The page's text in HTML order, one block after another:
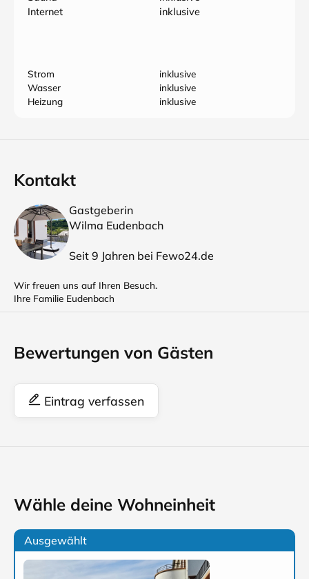
Internet
inklusive
Strom
inklusive
Wasser
inklusive
Heizung
inklusive
Kontakt
Gastgeberin
Wilma Eudenbach
Seit 9 Jahren bei Fewo24.de
Wir freuen uns auf Ihren Besuch.
Ihre Familie Eudenbach
Bewertungen von Gästen
Eintrag verfassen
Wähle deine Wohneinheit
Ausgewählt